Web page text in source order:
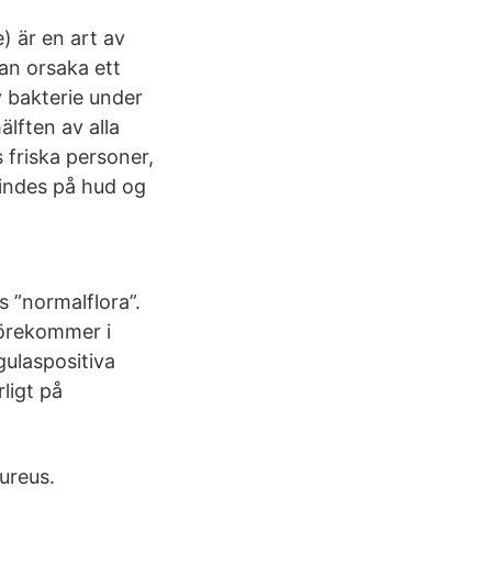
är en art av
orsaka ett
bakterie under
av alla
friska personer,
på hud og
”normalflora”.
i
på